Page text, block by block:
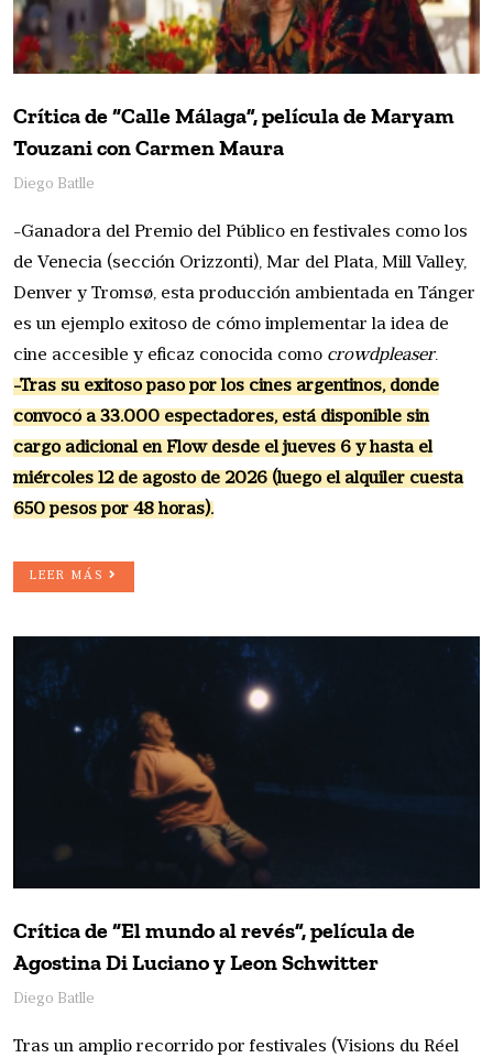
Crítica de “Calle Málaga”, película de Maryam
Touzani con Carmen Maura
Diego Batlle
-Ganadora del Premio del Público en festivales como los
de Venecia (sección Orizzonti), Mar del Plata, Mill Valley,
Denver y Tromsø, esta producción ambientada en Tánger
es un ejemplo exitoso de cómo implementar la idea de
cine accesible y eficaz conocida como crowdpleaser.
-Tras su exitoso paso por los cines argentinos, donde
convocó a 33.000 espectadores, está disponible sin
cargo adicional en Flow desde el jueves 6 y hasta el
miércoles 12 de agosto de 2026 (luego el alquiler cuesta
650 pesos por 48 horas).
LEER MÁS
Crítica de “El mundo al revés”, película de
Agostina Di Luciano y Leon Schwitter
Diego Batlle
Tras un amplio recorrido por festivales (Visions du Réel